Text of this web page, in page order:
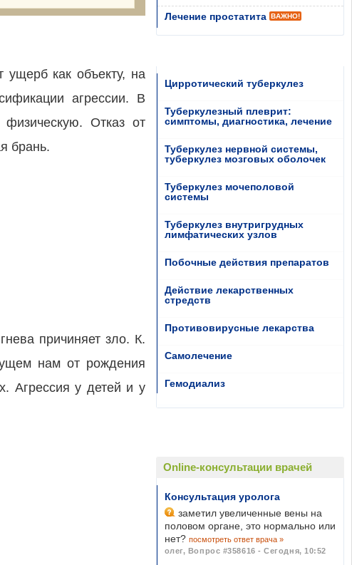
ущерб как объекту, на
агрессии. В
Отказ от
брань.
причиняет зло. К.
нам от рождения
Агрессия у детей и у
Лечение простатита ВАЖНО!
Цирротический туберкулез
Туберкулезный плеврит:
симптомы, диагностика, лечение
Туберкулез нервной системы,
туберкулез мозговых оболочек
Туберкулез мочеполовой
системы
Туберкулез внутригрудных
лимфатических узлов
Побочные действия препаратов
Действие лекарственных
стредств
Противовирусные лекарства
Самолечение
Гемодиализ
Online-консультации врачей
Консультация уролога
заметил увеличенные вены на
половом органе, это нормально или
нет? посмотреть ответ врача »
олег, Вопрос #358616 - Сегодня, 10:52